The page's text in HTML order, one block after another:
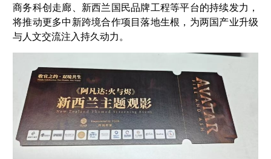
商务科创走廊、新西兰国民品牌工程等平台的持续发力，
将推动更多中新跨境合作项目落地生根，为两国产业升级
与人文交流注入持久动力。